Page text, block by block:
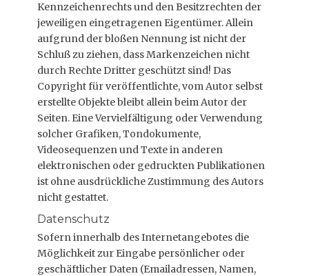
Kennzeichenrechts und den Besitzrechten der
jeweiligen eingetragenen Eigentümer. Allein
aufgrund der bloßen Nennung ist nicht der
Schluß zu ziehen, dass Markenzeichen nicht
durch Rechte Dritter geschützt sind! Das
Copyright für veröffentlichte, vom Autor selbst
erstellte Objekte bleibt allein beim Autor der
Seiten. Eine Vervielfältigung oder Verwendung
solcher Grafiken, Tondokumente,
Videosequenzen und Texte in anderen
elektronischen oder gedruckten Publikationen
ist ohne ausdrückliche Zustimmung des Autors
nicht gestattet.
Datenschutz
Sofern innerhalb des Internetangebotes die
Möglichkeit zur Eingabe persönlicher oder
geschäftlicher Daten (Emailadressen, Namen,